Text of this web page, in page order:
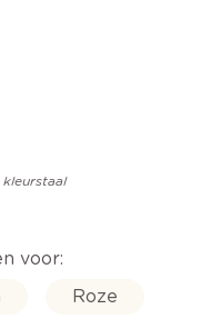
voor:
Roze